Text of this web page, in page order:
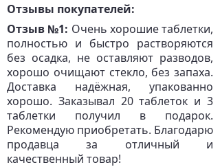
Отзывы покупателей:
Отзыв №1: Очень хорошие таблетки,
полностью и быстро растворяются
без осадка, не оставляют разводов,
хорошо очищают стекло, без запаха.
Доставка надёжная, упакованно
хорошо. Заказывал 20 таблеток и 3
таблетки получил в подарок.
Рекомендую приобретать. Благодарю
продавца за отличный и
качественный товар!